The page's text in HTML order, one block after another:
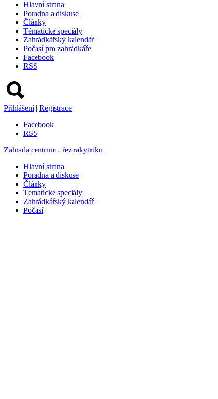
Hlavní strana
Poradna a diskuse
Články
Tématické speciály
Zahrádkářský kalendář
Počasí pro zahrádkáře
Facebook
RSS
Přihlášení | Registrace
Facebook
RSS
Zahrada centrum - řez rakytníku
Hlavní strana
Poradna a diskuse
Články
Tématické speciály
Zahrádkářský kalendář
Počasí